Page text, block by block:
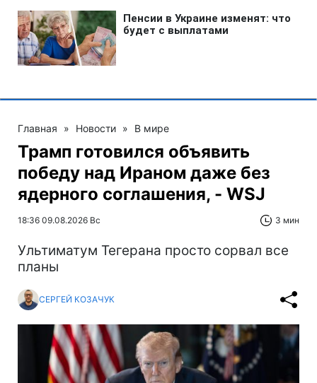
Главная » Новости » В мире
Трамп готовился объявить
победу над Ираном даже без
ядерного соглашения, - WSJ
18:36 09.08.2026 Вс 3 мин
Ультиматум Тегерана просто сорвал все
планы
СЕРГЕЙ КОЗАЧУК